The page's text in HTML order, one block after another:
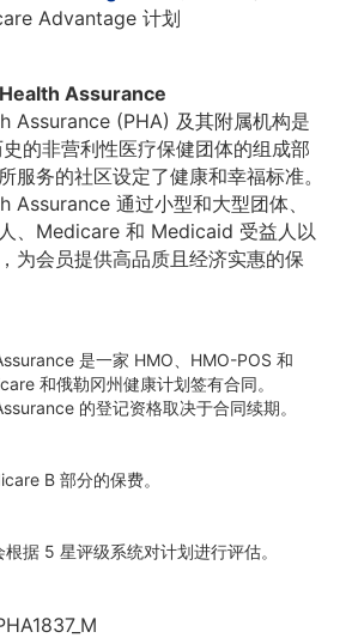
Advantage 计划
Assurance
Assurance (PHA) 及其附属机构是
的非营利性医疗保健团体的组成部
服务的社区设定了健康和幸福标准。
Assurance 通过小型和大型团体、
、Medicare 和 Medicaid 受益人以
为会员提供高品质且经济实惠的保
是一家 HMO、HMO-POS 和
和俄勒冈州健康计划签有合同。
的登记资格取决于合同续期。
B 部分的保费。
据 5 星评级系统对计划进行评估。